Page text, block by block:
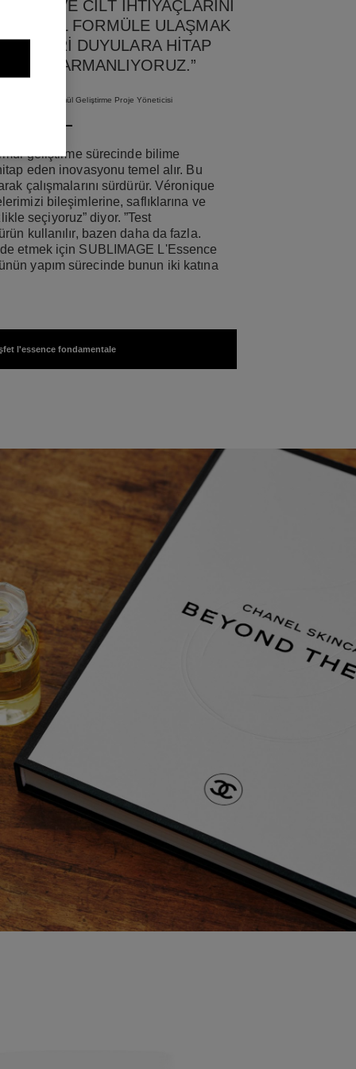
VE CILT IHTIYAÇLARINI
FORMÜLE ULAŞMAK
DUYULARA HITAP
HARMANLIYORUZ.”
CHANEL Formül Geliştirme Proje Yöneticisi
geliştirme sürecinde bilime
eden inovasyonu temel alır. Bu
çalışmalarını sürdürür. Véronique
bileşimlerine, saflıklarına ve
seçiyoruz” diyor. ”Test
kullanılır, bazen daha da fazla.
etmek için SUBLIMAGE L'Essence
yapım sürecinde bunun iki katına
l'essence fondamentale